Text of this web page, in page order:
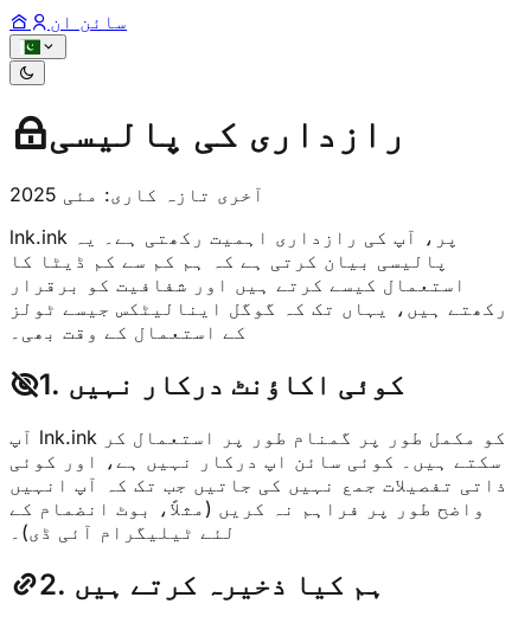
سائن ان
رازداری کی پالیسی
آخری تازہ کاری: مئی 2025
lnk.ink پر، آپ کی رازداری اہمیت رکھتی ہے۔ یہ
پالیسی بیان کرتی ہے کہ ہم کم سے کم ڈیٹا کا
استعمال کیسے کرتے ہیں اور شفافیت کو برقرار
رکھتے ہیں، یہاں تک کہ گوگل اینالیٹکس جیسے ٹولز
کے استعمال کے وقت بھی۔
1. کوئی اکاؤنٹ درکار نہیں
آپ lnk.ink کو مکمل طور پر گمنام طور پر استعمال کر
سکتے ہیں۔ کوئی سائن اپ درکار نہیں ہے، اور کوئی
ذاتی تفصیلات جمع نہیں کی جاتیں جب تک کہ آپ انہیں
واضح طور پر فراہم نہ کریں (مثلاً، بوٹ انضمام کے
لئے ٹیلیگرام آئی ڈی)۔
2. ہم کیا ذخیرہ کرتے ہیں